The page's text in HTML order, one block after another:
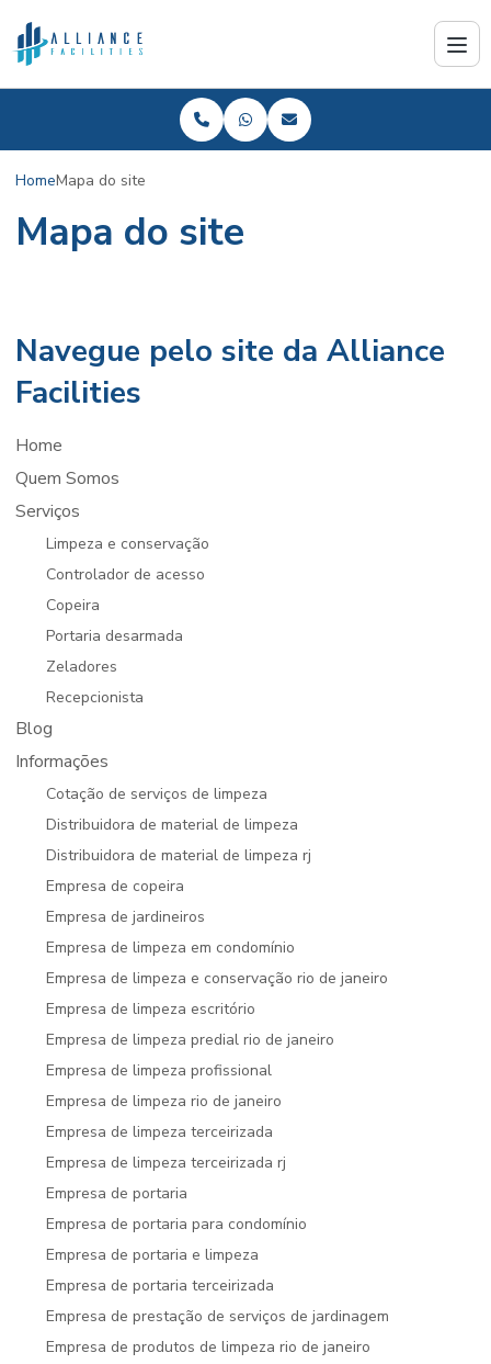
HomeMapa do site
Mapa do site
Navegue pelo site da Alliance
Facilities
Home
Quem Somos
Serviços
Limpeza e conservação
Controlador de acesso
Copeira
Portaria desarmada
Zeladores
Recepcionista
Blog
Informações
Cotação de serviços de limpeza
Distribuidora de material de limpeza
Distribuidora de material de limpeza rj
Empresa de copeira
Empresa de jardineiros
Empresa de limpeza em condomínio
Empresa de limpeza e conservação rio de janeiro
Empresa de limpeza escritório
Empresa de limpeza predial rio de janeiro
Empresa de limpeza profissional
Empresa de limpeza rio de janeiro
Empresa de limpeza terceirizada
Empresa de limpeza terceirizada rj
Empresa de portaria
Empresa de portaria para condomínio
Empresa de portaria e limpeza
Empresa de portaria terceirizada
Empresa de prestação de serviços de jardinagem
Empresa de produtos de limpeza rio de janeiro